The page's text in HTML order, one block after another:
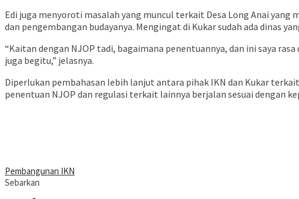
Edi juga menyoroti masalah yang muncul terkait Desa Long Anai
dan pengembangan budayanya. Mengingat di Kukar sudah ada dinas
“Kaitan dengan NJOP tadi, bagaimana penentuannya, dan ini saya
juga begitu,” jelasnya.
Diperlukan pembahasan lebih lanjut antara pihak IKN dan Kukar
penentuan NJOP dan regulasi terkait lainnya berjalan sesuai dengan
Pembangunan IKN
Sebarkan